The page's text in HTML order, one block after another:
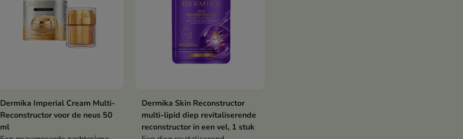
Bekijk details
Dermika Imperial Cream Multi-
Reconstructor voor de neus 50
ml
Bekijk details
Dermika Skin Reconstructor
multi-lipid diep revitaliserende
reconstructor in een vel, 1 stuk